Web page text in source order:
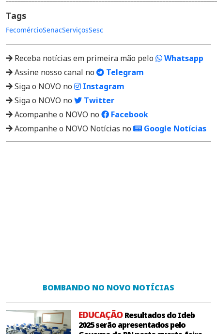
Tags
FecomércioSenacServiçosSesc
Receba notícias em primeira mão pelo
Whatsapp
Assine nosso canal no
Telegram
Siga o NOVO no
Instagram
Siga o NOVO no
Twitter
Acompanhe o NOVO no
Facebook
Acompanhe o NOVO Notícias no
Google Notícias
BOMBANDO NO NOVO NOTÍCIAS
EDUCAÇÃOResultados do Ideb
2025 serão apresentados pelo